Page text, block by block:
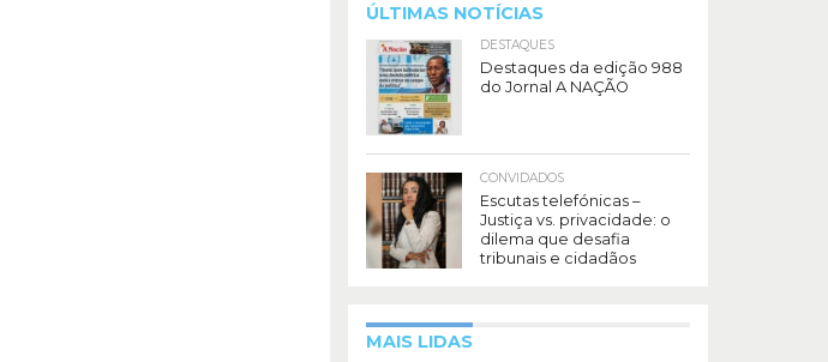
ÚLTIMAS NOTÍCIAS
DESTAQUES
Destaques da edição 988
do Jornal A NAÇÃO
CONVIDADOS
Escutas telefónicas –
Justiça vs. privacidade: o
dilema que desafia
tribunais e cidadãos
MAIS LIDAS